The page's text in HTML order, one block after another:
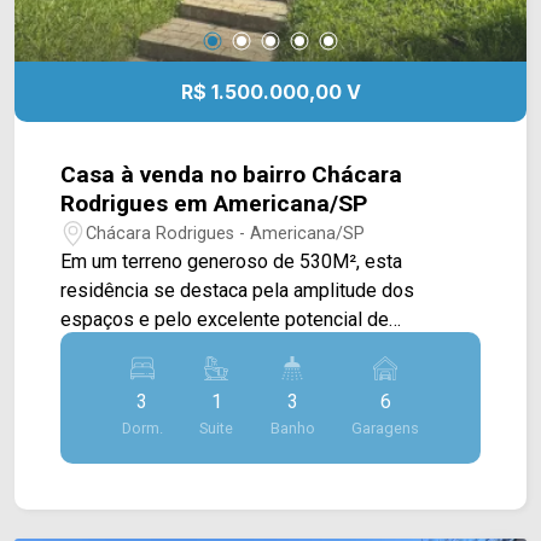
R$ 1.500.000,00 V
Casa à venda no bairro Chácara
Rodrigues em Americana/SP
Chácara Rodrigues - Americana/SP
Em um terreno generoso de 530M², esta
residência se destaca pela amplitude dos
espaços e pelo excelente potencial de
valorização, reunindo conforto, funcionalidade e
áreas externas privilegiadas. Com 189M² de
construção, o imóvel apresenta uma integração
fluida entre a sala de estar e jantar, criando um
ambiente sofisticado e acolhedor. A cozinha,
3
Dorm.
1
Suite
3
Banho
6
Garagens